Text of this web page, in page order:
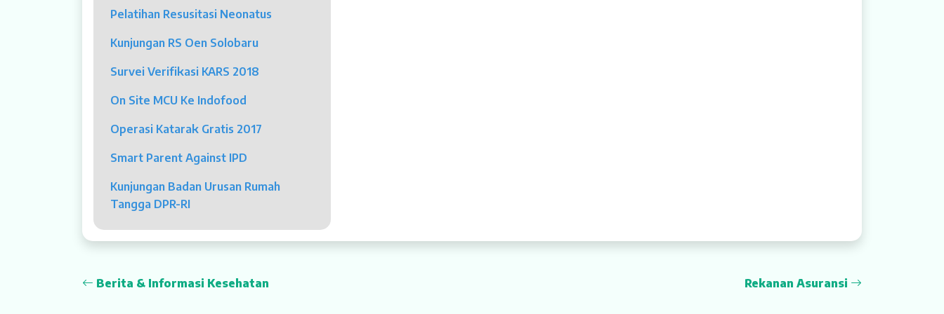
Dokter Spesialis
Dokter Umum
Rawat Jalan
Pelatihan Resusitasi Neonatus
Kunjungan RS Oen Solobaru
Survei Verifikasi KARS 2018
On Site MCU Ke Indofood
Operasi Katarak Gratis 2017
Smart Parent Against IPD
Kunjungan Badan Urusan Rumah
Tangga DPR-RI
Berita & Informasi Kesehatan Rekanan Asuransi